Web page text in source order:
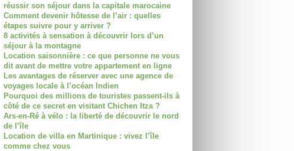
réussir son séjour dans la capitale marocaine
Comment devenir hôtesse de l’air : quelles
étapes suivre pour y arriver ?
8 activités à sensation à découvrir lors d’un
séjour à la montagne
Location saisonnière : ce que personne ne vous
dit avant de mettre votre appartement en ligne
Les avantages de réserver avec une agence de
voyages locale à l’océan Indien
Pourquoi des millions de touristes passent-ils à
côté de ce secret en visitant Chichen Itza ?
Ars-en-Ré à vélo : la liberté de découvrir le nord
de l’île
Location de villa en Martinique : vivez l’île
comme chez vous